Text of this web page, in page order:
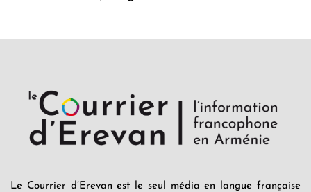
Le Courrier d’Erevan est le seul média en langue française